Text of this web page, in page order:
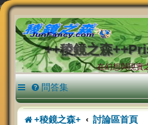
++稜鏡之森
在幻想與現實
問答集
+稜鏡之森+ 討論區首頁